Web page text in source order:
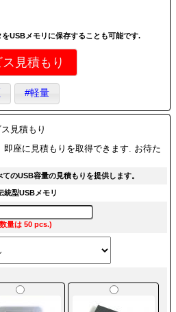
USBメモリに保存することも可能です.
見積もり
#軽量
見積もり
座に見積もりを取得できます. お待た
のUSB容量の見積もりを提供します。
統型USBメモリ
量は 50 pcs.)